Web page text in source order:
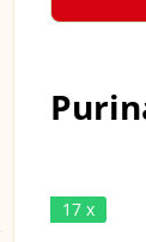
17 x